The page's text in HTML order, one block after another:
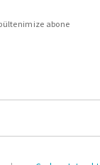
abone